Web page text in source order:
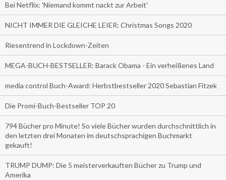
Bei Netflix: 'Niemand kommt nackt zur Arbeit'
NICHT IMMER DIE GLEICHE LEIER: Christmas Songs 2020
Riesentrend in Lockdown-Zeiten
MEGA-BUCH-BESTSELLER: Barack Obama - Ein verheißenes Land
media control Buch-Award: Herbstbestseller 2020 Sebastian Fitzek
Die Promi-Buch-Bestseller TOP 20
794 Bücher pro Minute! So viele Bücher wurden durchschnittlich in
den letzten drei Monaten im deutschsprachigen Buchmarkt
gekauft!
TRUMP DUMP: Die 5 meisterverkauften Bücher zu Trump und
Amerika